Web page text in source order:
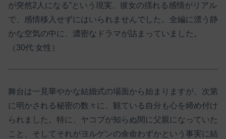
が突然2人になる”という現実。彼女の揺れる感情がリアル
で、感情移入せずにはいられませんでした。全編に漂う静
かな空気の中に、濃密なドラマが詰まっていました。
（30代 女性）
舞台は一見華やかな結婚式の場面から始まりますが、次第
に明かされる秘密の数々に、観ている自分も心を締め付け
られました。特に、ヤコブが知らぬ間に父親になっていた
こと、そしてそれがヨルゲンの余命わずかという事実に結